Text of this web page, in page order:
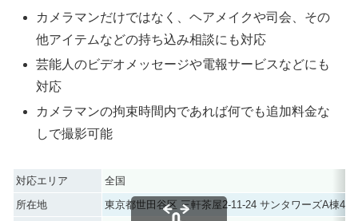
カメラマンだけではなく、ヘアメイクや司会、その
他アイテムなどの持ち込み相談にも対応
芸能人のビデオメッセージや電報サービスなどにも
対応
カメラマンの拘束時間内であれば何でも追加料金な
しで撮影可能
対応エリア
全国
所在地
東京都世田谷区 三軒茶屋2-11-24 サンタワーズA棟405